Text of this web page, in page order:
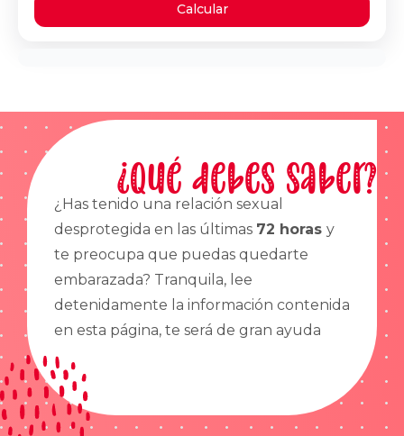
Calcular
¿Qué debes saber?
¿Has tenido una relación sexual
desprotegida en las últimas 72 horas y
te preocupa que puedas quedarte
embarazada? Tranquila, lee
detenidamente la información contenida
en esta página, te será de gran ayuda